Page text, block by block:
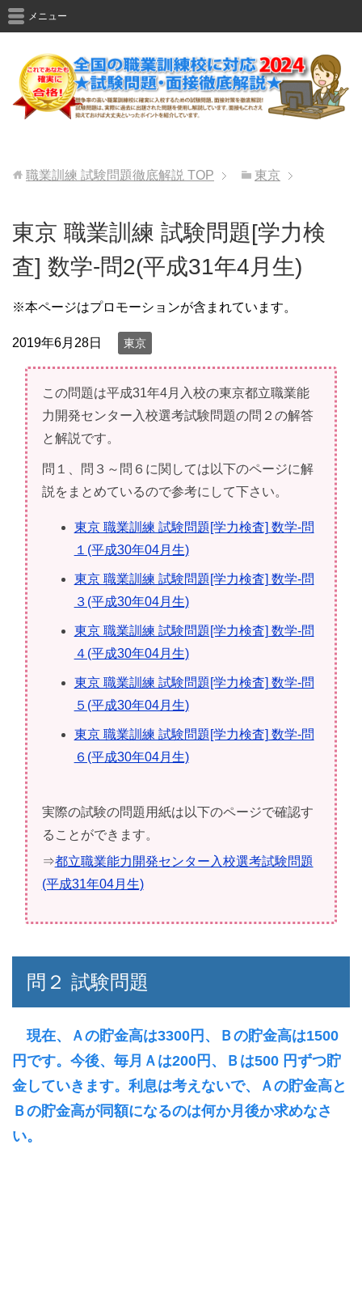
メニュー
職業訓練 試験問題徹底解説 TOP 東京
東京 職業訓練 試験問題[学力検
査] 数学-問2(平成31年4月生)
※本ページはプロモーションが含まれています。
2019年6月28日 東京
この問題は平成31年4月入校の東京都立職業能
力開発センター入校選考試験問題の問２の解答
と解説です。
問１、問３～問６に関しては以下のページに解
説をまとめているので参考にして下さい。
東京 職業訓練 試験問題[学力検査] 数学-問
１(平成30年04月生)
東京 職業訓練 試験問題[学力検査] 数学-問
３(平成30年04月生)
東京 職業訓練 試験問題[学力検査] 数学-問
４(平成30年04月生)
東京 職業訓練 試験問題[学力検査] 数学-問
５(平成30年04月生)
東京 職業訓練 試験問題[学力検査] 数学-問
６(平成30年04月生)
実際の試験の問題用紙は以下のページで確認す
ることができます。
⇒都立職業能力開発センター入校選考試験問題
(平成31年04月生)
問２ 試験問題
現在、Ａの貯金高は3300円、Ｂの貯金高は1500
円です。今後、毎月Ａは200円、Ｂは500 円ずつ貯
金していきます。利息は考えないで、Ａの貯金高と
Ｂの貯金高が同額になるのは何か月後か求めなさ
い。